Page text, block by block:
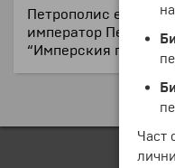
Петрополис е
император Педро I,
“Имперския град”
Част